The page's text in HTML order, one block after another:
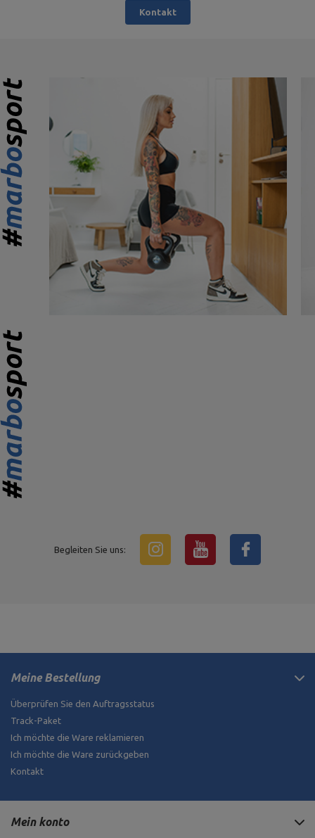
Kontakt
Begleiten Sie uns:
Meine Bestellung
Überprüfen Sie den Auftragsstatus
Track-Paket
Ich möchte die Ware reklamieren
Ich möchte die Ware zurückgeben
Kontakt
Mein konto